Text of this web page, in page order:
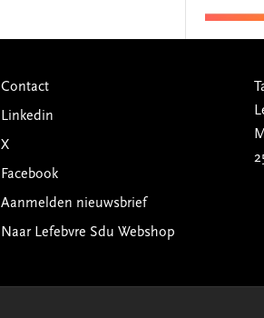
Contact
Linkedin
X
Facebook
Aanmelden nieuwsbrief
Naar Lefebvre Sdu Webshop